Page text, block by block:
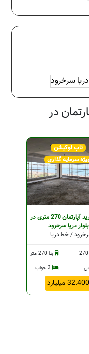
سرخرود
در
تاپ لوکیشن
ویژه سرمایه گذاری
پیش خرید آپارتمان 270 متری در
بلوار دریا سرخرود
/ خط دریا
زمین 270
بنا 270 متر
32.400 میلیارد